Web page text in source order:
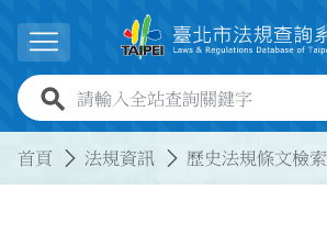
展開選單
全站查詢關鍵字欄位
首頁 法規資訊 歷史法規條文檢索